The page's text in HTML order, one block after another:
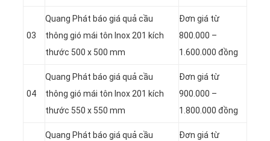
03
Quang Phát báo giá quả cầu
thông gió mái tôn Inox 201 kích
thước 500 x 500 mm
Đơn giá từ
800.000 –
1.600.000 đồng
04
Quang Phát báo giá quả cầu
thông gió mái tôn Inox 201 kích
thước 550 x 550 mm
Đơn giá từ
900.000 –
1.800.000 đồng
Quang Phát báo giá quả cầu
Đơn giá từ